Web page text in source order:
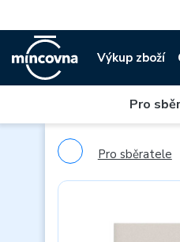
Výkup zboží
Pro
Pro sběratele